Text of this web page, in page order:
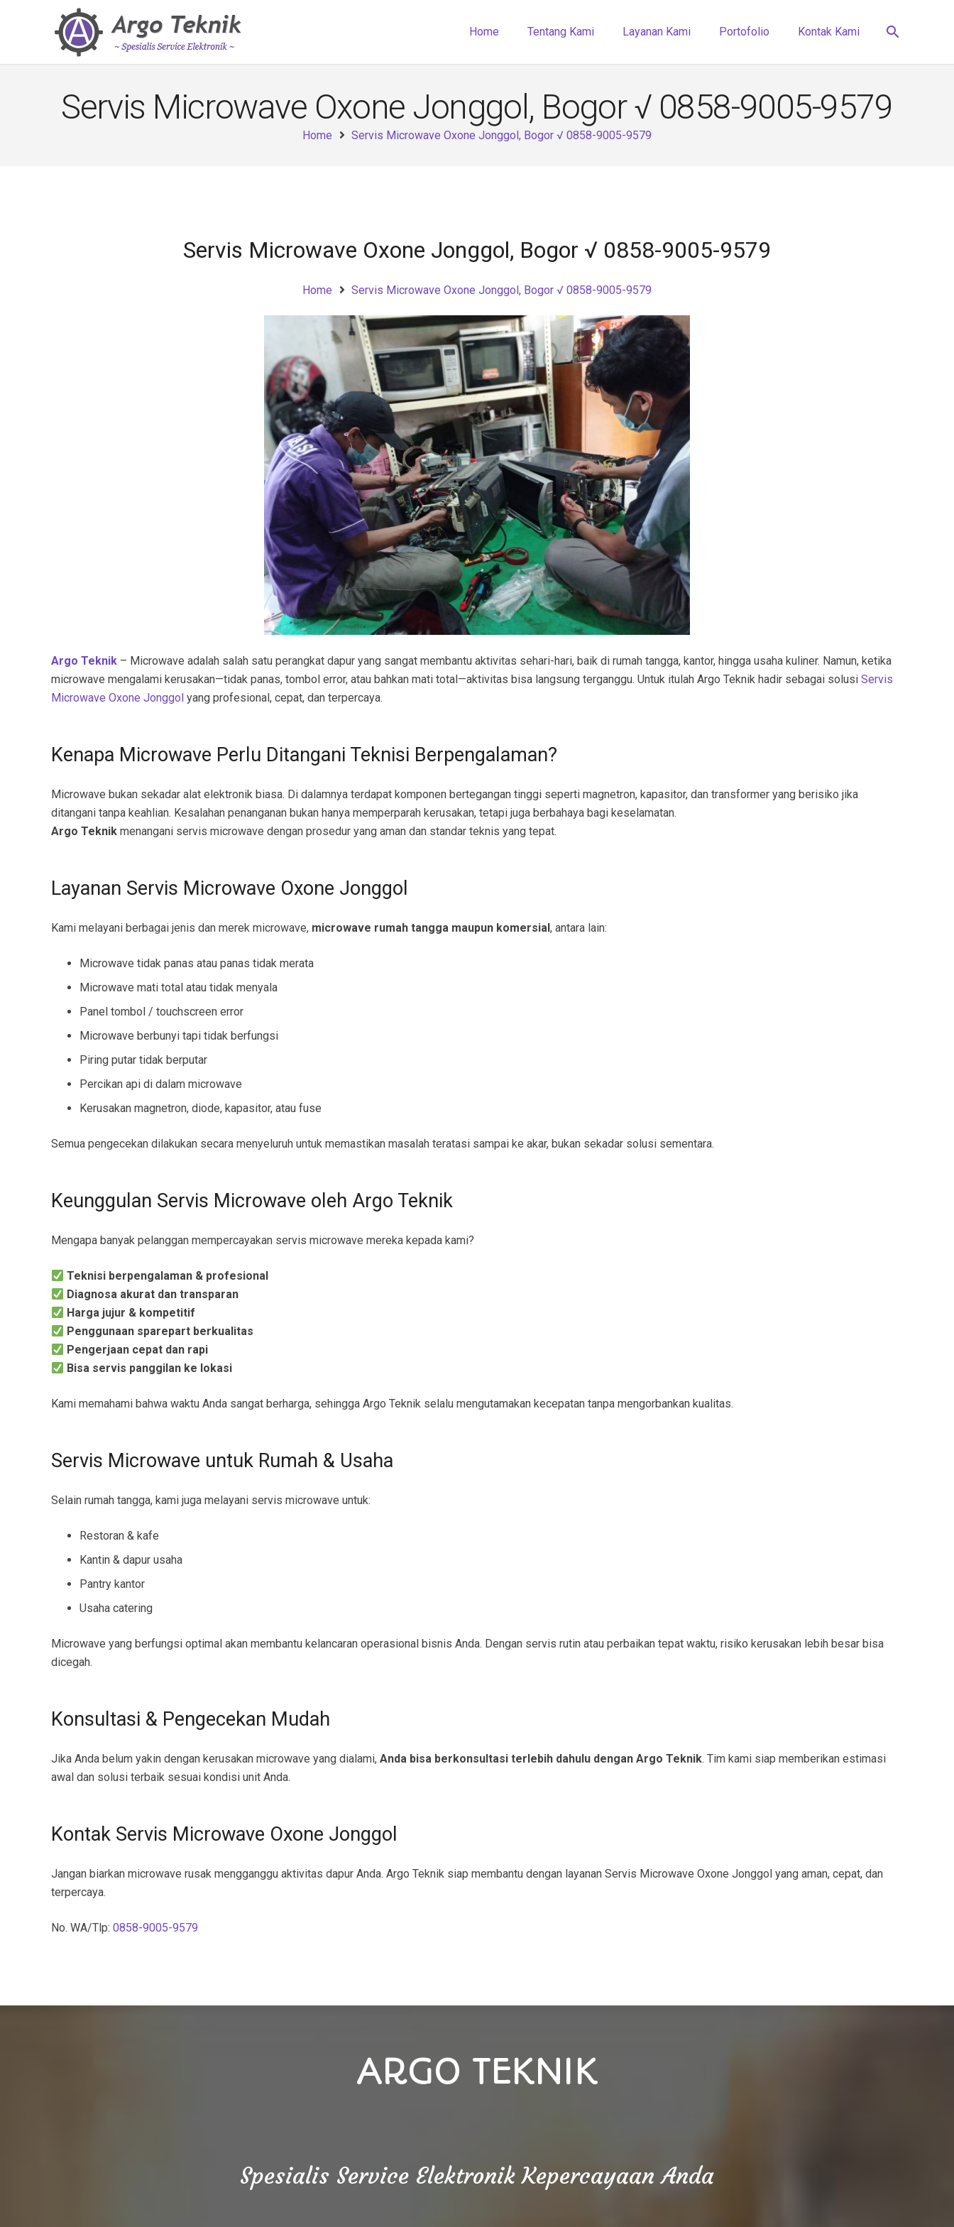
Home Tentang Kami Layanan Kami Portofolio Kontak Kami search
Servis Microwave Oxone Jonggol, Bogor √ 0858-9005-9579
Home Servis Microwave Oxone Jonggol, Bogor √ 0858-9005-9579
Servis Microwave Oxone Jonggol, Bogor √ 0858-9005-9579
Home Servis Microwave Oxone Jonggol, Bogor √ 0858-9005-9579
Argo Teknik – Microwave adalah salah satu perangkat dapur yang sangat membantu aktivitas sehari-hari, baik di rumah tangga, kantor, hingga usaha kuliner. Namun, ketika
microwave mengalami kerusakan—tidak panas, tombol error, atau bahkan mati total—aktivitas bisa langsung terganggu. Untuk itulah Argo Teknik hadir sebagai solusi Servis
Microwave Oxone Jonggol yang profesional, cepat, dan terpercaya.
Kenapa Microwave Perlu Ditangani Teknisi Berpengalaman?
Microwave bukan sekadar alat elektronik biasa. Di dalamnya terdapat komponen bertegangan tinggi seperti magnetron, kapasitor, dan transformer yang berisiko jika
ditangani tanpa keahlian. Kesalahan penanganan bukan hanya memperparah kerusakan, tetapi juga berbahaya bagi keselamatan.
Argo Teknik menangani servis microwave dengan prosedur yang aman dan standar teknis yang tepat.
Layanan Servis Microwave Oxone Jonggol
Kami melayani berbagai jenis dan merek microwave, microwave rumah tangga maupun komersial, antara lain:
Microwave tidak panas atau panas tidak merata
Microwave mati total atau tidak menyala
Panel tombol / touchscreen error
Microwave berbunyi tapi tidak berfungsi
Piring putar tidak berputar
Percikan api di dalam microwave
Kerusakan magnetron, diode, kapasitor, atau fuse
Semua pengecekan dilakukan secara menyeluruh untuk memastikan masalah teratasi sampai ke akar, bukan sekadar solusi sementara.
Keunggulan Servis Microwave oleh Argo Teknik
Mengapa banyak pelanggan mempercayakan servis microwave mereka kepada kami?
Teknisi berpengalaman & profesional
Diagnosa akurat dan transparan
Harga jujur & kompetitif
Penggunaan sparepart berkualitas
Pengerjaan cepat dan rapi
Bisa servis panggilan ke lokasi
Kami memahami bahwa waktu Anda sangat berharga, sehingga Argo Teknik selalu mengutamakan kecepatan tanpa mengorbankan kualitas.
Servis Microwave untuk Rumah & Usaha
Selain rumah tangga, kami juga melayani servis microwave untuk:
Restoran & kafe
Kantin & dapur usaha
Pantry kantor
Usaha catering
Microwave yang berfungsi optimal akan membantu kelancaran operasional bisnis Anda. Dengan servis rutin atau perbaikan tepat waktu, risiko kerusakan lebih besar bisa
dicegah.
Konsultasi & Pengecekan Mudah
Jika Anda belum yakin dengan kerusakan microwave yang dialami, Anda bisa berkonsultasi terlebih dahulu dengan Argo Teknik. Tim kami siap memberikan estimasi
awal dan solusi terbaik sesuai kondisi unit Anda.
Kontak Servis Microwave Oxone Jonggol
Jangan biarkan microwave rusak mengganggu aktivitas dapur Anda. Argo Teknik siap membantu dengan layanan Servis Microwave Oxone Jonggol yang aman, cepat, dan
terpercaya.
No. WA/Tlp: 0858-9005-9579
ARGO TEKNIK
Spesialis Service Elektronik Kepercayaan Anda